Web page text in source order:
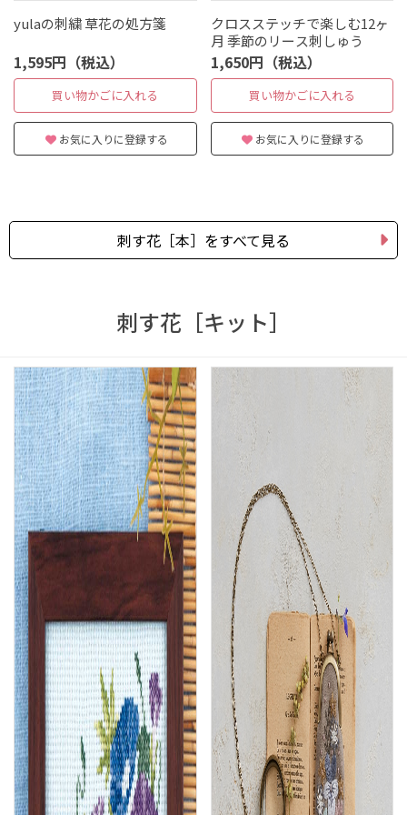
yulaの刺繍 草花の処方箋
1,595円（税込）
買い物かごに入れる
お気に入りに登録する
クロスステッチで楽しむ12ヶ
月 季節のリース刺しゅう
1,650円（税込）
買い物かごに入れる
お気に入りに登録する
刺す花［本］をすべて見る
刺す花［キット］